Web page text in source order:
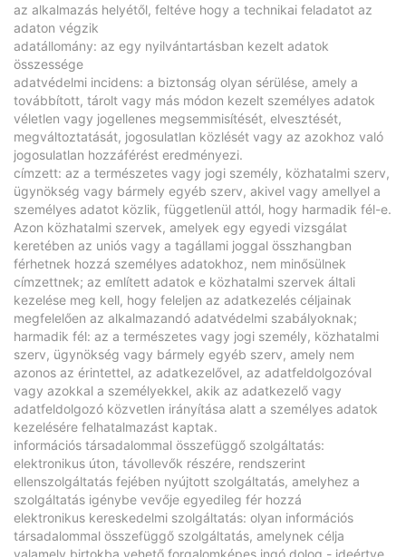
az alkalmazás helyétől, feltéve hogy a technikai feladatot az
adaton végzik
adatállomány: az egy nyilvántartásban kezelt adatok
összessége
adatvédelmi incidens: a biztonság olyan sérülése, amely a
továbbított, tárolt vagy más módon kezelt személyes adatok
véletlen vagy jogellenes megsemmisítését, elvesztését,
megváltoztatását, jogosulatlan közlését vagy az azokhoz való
jogosulatlan hozzáférést eredményezi.
címzett: az a természetes vagy jogi személy, közhatalmi szerv,
ügynökség vagy bármely egyéb szerv, akivel vagy amellyel a
személyes adatot közlik, függetlenül attól, hogy harmadik fél-e.
Azon közhatalmi szervek, amelyek egy egyedi vizsgálat
keretében az uniós vagy a tagállami joggal összhangban
férhetnek hozzá személyes adatokhoz, nem minősülnek
címzettnek; az említett adatok e közhatalmi szervek általi
kezelése meg kell, hogy feleljen az adatkezelés céljainak
megfelelően az alkalmazandó adatvédelmi szabályoknak;
harmadik fél: az a természetes vagy jogi személy, közhatalmi
szerv, ügynökség vagy bármely egyéb szerv, amely nem
azonos az érintettel, az adatkezelővel, az adatfeldolgozóval
vagy azokkal a személyekkel, akik az adatkezelő vagy
adatfeldolgozó közvetlen irányítása alatt a személyes adatok
kezelésére felhatalmazást kaptak.
információs társadalommal összefüggő szolgáltatás:
elektronikus úton, távollevők részére, rendszerint
ellenszolgáltatás fejében nyújtott szolgáltatás, amelyhez a
szolgáltatás igénybe vevője egyedileg fér hozzá
elektronikus kereskedelmi szolgáltatás: olyan információs
társadalommal összefüggő szolgáltatás, amelynek célja
valamely birtokba vehető forgalomképes ingó dolog - ideértve